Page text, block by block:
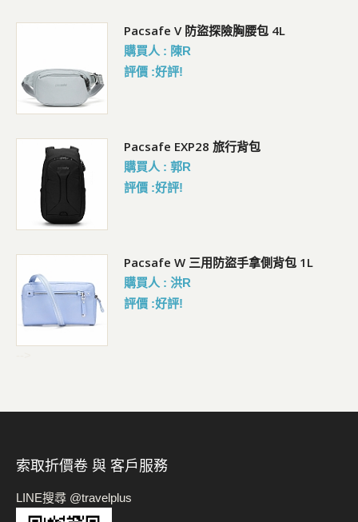
Pacsafe V 防盜探險胸腰包 4L
購買人 : 陳R
評價 :好評!
Pacsafe EXP28 旅行背包
購買人 : 郭R
評價 :好評!
Pacsafe W 三用防盜手拿側背包 1L
購買人 : 洪R
評價 :好評!
索取折價卷 與 客戶服務
LINE搜尋 @travelplus